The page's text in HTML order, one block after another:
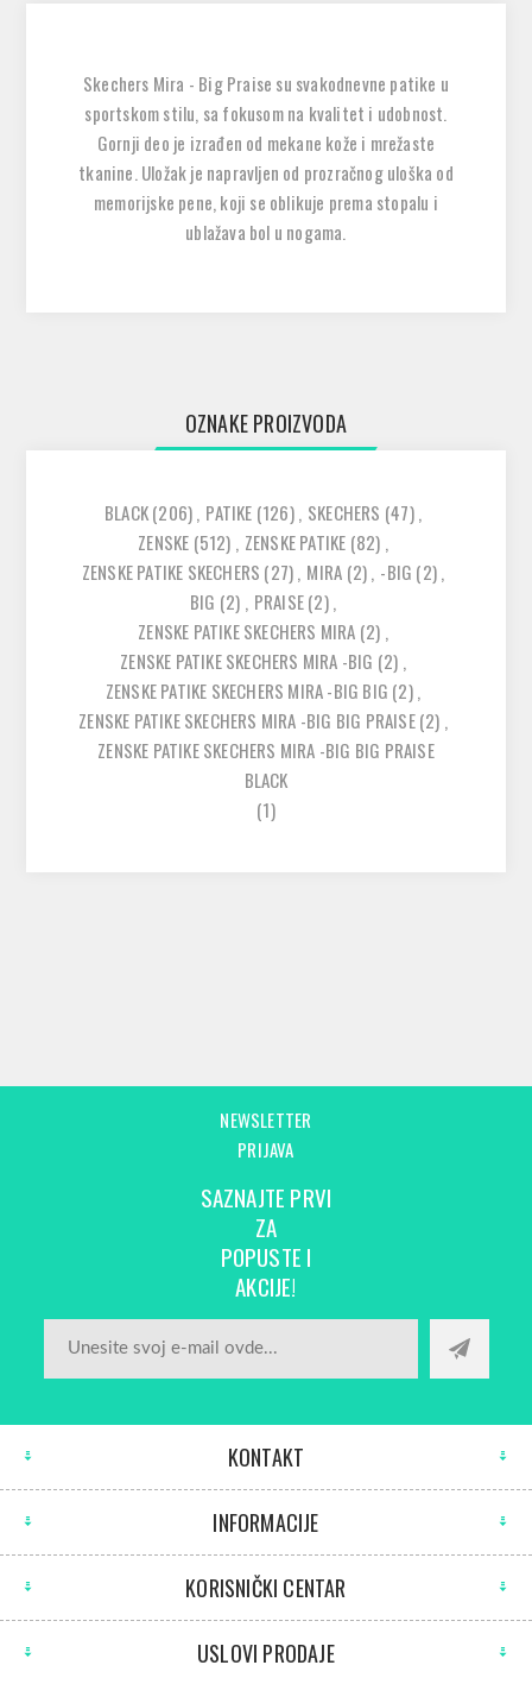
Skechers Mira - Big Praise su svakodnevne patike u
sportskom stilu, sa fokusom na kvalitet i udobnost.
Gornji deo je izrađen od mekane kože i mrežaste
tkanine. Uložak je napravljen od prozračnog uloška od
memorijske pene, koji se oblikuje prema stopalu i
ublažava bol u nogama.
OZNAKE PROIZVODA
BLACK(206), PATIKE (126), SKECHERS (47),
ZENSKE (512) , ZENSKE PATIKE (82) ,
ZENSKE PATIKE SKECHERS (27), MIRA (2), -BIG (2),
BIG (2) , PRAISE(2),
ZENSKE PATIKE SKECHERS MIRA (2) ,
ZENSKE PATIKE SKECHERS MIRA -BIG (2) ,
ZENSKE PATIKE SKECHERS MIRA -BIG BIG (2),
ZENSKE PATIKE SKECHERS MIRA -BIG BIG PRAISE(2) ,
ZENSKE PATIKE SKECHERS MIRA -BIG BIG PRAISE
BLACK
(1)
NEWSLETTER
PRIJAVA
SAZNAJTE PRVI
ZA
POPUSTE I
AKCIJE!
KONTAKT
INFORMACIJE
KORISNIČKI CENTAR
USLOVI PRODAJE